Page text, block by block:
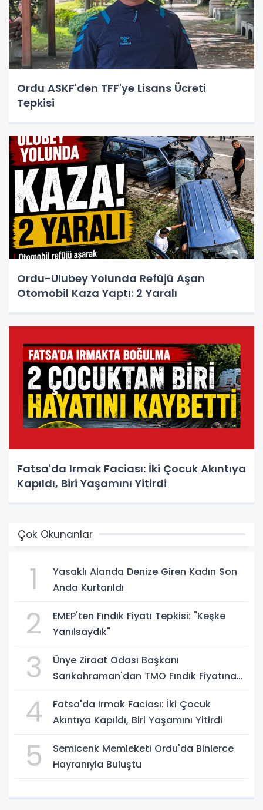
Ordu ASKF'den TFF'ye Lisans Ücreti
Tepkisi
Ordu-Ulubey Yolunda Refüjü Aşan
Otomobil Kaza Yaptı: 2 Yaralı
Fatsa'da Irmak Faciası: İki Çocuk Akıntıya
Kapıldı, Biri Yaşamını Yitirdi
Çok Okunanlar
1
Yasaklı Alanda Denize Giren Kadın Son
Anda Kurtarıldı
2
EMEP'ten Fındık Fiyatı Tepkisi: "Keşke
Yanılsaydık"
3
Ünye Ziraat Odası Başkanı
Sarıkahraman'dan TMO Fındık Fiyatına
4
Fatsa'da Irmak Faciası: İki Çocuk
Akıntıya Kapıldı, Biri Yaşamını Yitirdi
5
Semicenk Memleketi Ordu'da Binlerce
Hayranıyla Buluştu